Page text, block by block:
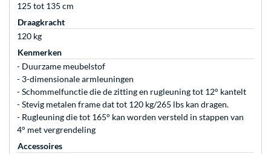
125 tot 135 cm
Draagkracht
120 kg
Kenmerken
- Duurzame meubelstof
- 3-dimensionale armleuningen
- Schommelfunctie die de zitting en rugleuning tot 12° kantelt
- Stevig metalen frame dat tot 120 kg/265 lbs kan dragen.
- Rugleuning die tot 165° kan worden versteld in stappen van
4° met vergrendeling
Accessoires